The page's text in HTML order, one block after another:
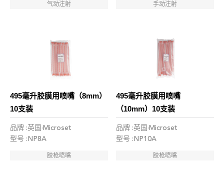
气动注射
手动注射
495毫升胶膜用喷嘴（8mm）
10支装
品牌 :英国·Microset
型号 :NP8A
胶枪喷嘴
495毫升胶膜用喷嘴
（10mm）10支装
品牌 :英国·Microset
型号 :NP10A
胶枪喷嘴